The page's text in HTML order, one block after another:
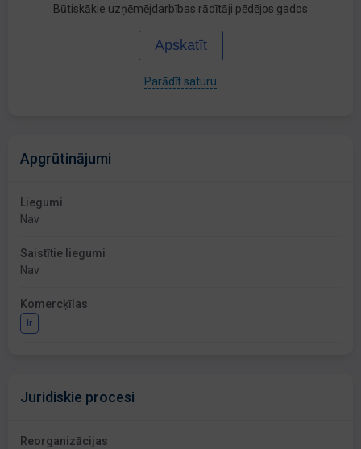
Būtiskākie uzņēmējdarbības rādītāji pēdējos gados
Apskatīt
Parādīt saturu
Apgrūtinājumi
Liegumi
Nav
Saistītie liegumi
Nav
Komercķīlas
Ir
Juridiskie procesi
Reorganizācijas